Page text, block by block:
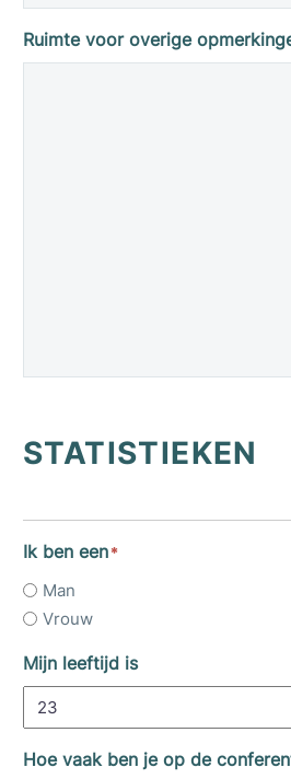
Ruimte voor overige
STATISTIEKEN
Ik ben een*
Man
Vrouw
Mijn leeftijd is
Hoe vaak ben je op de